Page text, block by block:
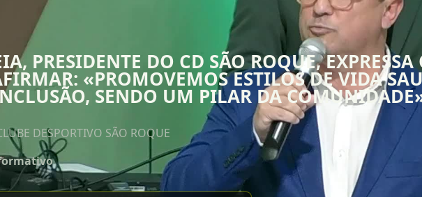
PRESIDENTE DO CD SÃO ROQUE,
«PROMOVEMOS ESTILOS DE VIDA
SENDO UM PILAR DA
DESPORTIVO SÃO ROQUE